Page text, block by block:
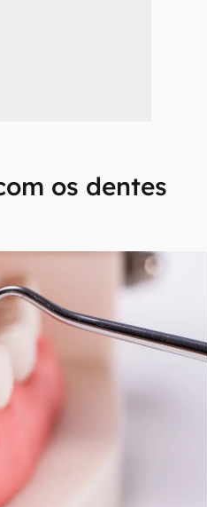
os dentes